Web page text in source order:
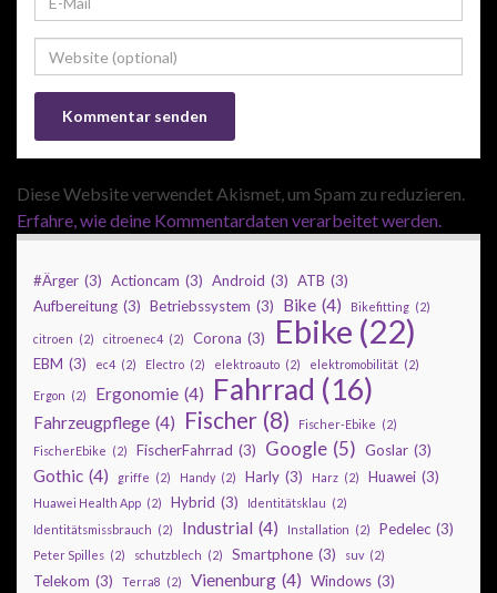
Diese Website verwendet Akismet, um Spam zu reduzieren.
Erfahre, wie deine Kommentardaten verarbeitet werden.
#Ärger (3) Actioncam (3) Android (3) ATB (3)
Aufbereitung (3) Betriebssystem (3) Bike (4) Bikefitting (2)
citroen (2) citroenec4 (2) Corona (3) Ebike (22)
EBM (3) ec4 (2) Electro (2) elektroauto (2) elektromobilität (2)
Ergon (2) Ergonomie (4) Fahrrad (16)
Fahrzeugpflege (4) Fischer (8) Fischer-Ebike (2)
FischerEbike (2) FischerFahrrad (3) Google (5) Goslar (3)
Gothic (4) griffe (2) Handy (2) Harly (3) Harz (2) Huawei (3)
Huawei Health App (2) Hybrid (3) Identitätsklau (2)
Identitätsmissbrauch (2) Industrial (4) Installation (2) Pedelec (3)
Peter Spilles (2) schutzblech (2) Smartphone (3) suv (2)
Telekom (3) Terra8 (2) Vienenburg (4) Windows (3)